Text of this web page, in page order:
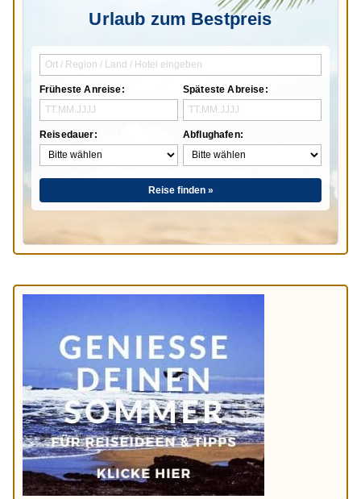
Urlaub zum Bestpreis
Früheste Anreise:
Reisedauer:
Späteste Abreise:
Abflughafen:
Reise finden »